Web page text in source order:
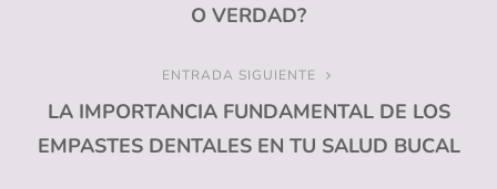
entradas
O VERDAD?
Entrada
siguiente
ENTRADA SIGUIENTE
LA IMPORTANCIA FUNDAMENTAL DE LOS
EMPASTES DENTALES EN TU SALUD BUCAL